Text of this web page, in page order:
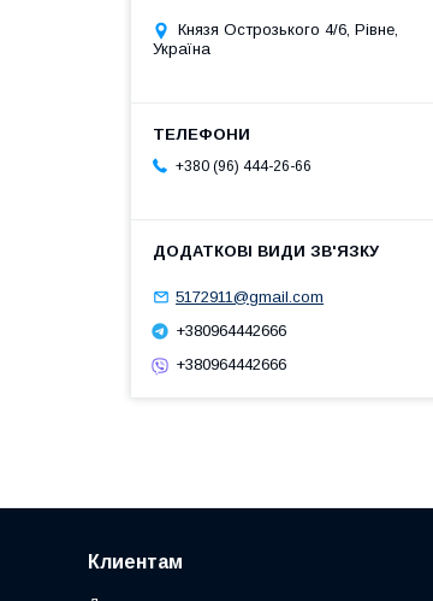
Князя Острозького 4/6, Рівне,
Україна
+380 (96) 444-26-66
5172911@gmail.com
+380964442666
+380964442666
Клиентам